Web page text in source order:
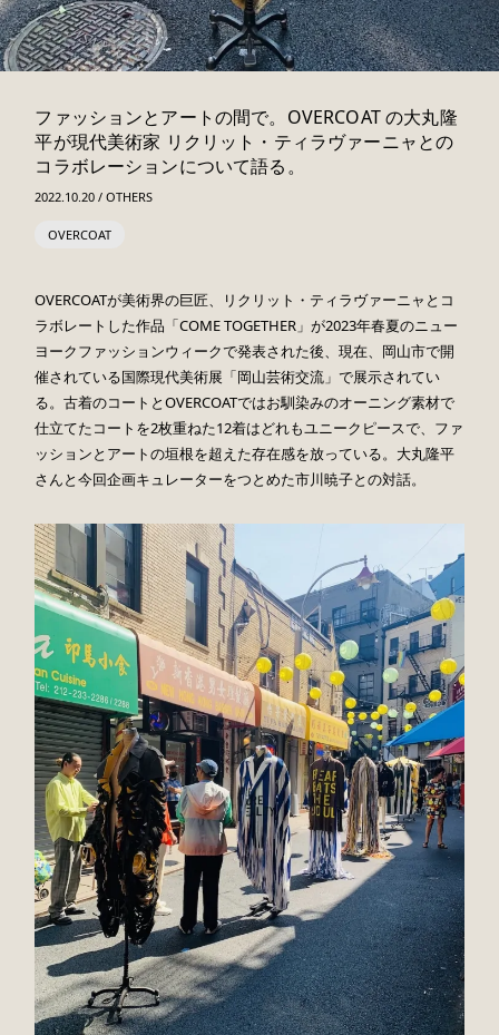
ファッションとアートの間で。OVERCOAT の大丸隆
平が現代美術家 リクリット・ティラヴァーニャとの
コラボレーションについて語る。
2022.10.20 / OTHERS
OVERCOAT
OVERCOATが美術界の巨匠、リクリット・ティラヴァーニャとコ
ラボレートした作品「COME TOGETHER」が2023年春夏のニュー
ヨークファッションウィークで発表された後、現在、岡山市で開
催されている国際現代美術展「岡山芸術交流」で展示されてい
る。古着のコートとOVERCOATではお馴染みのオーニング素材で
仕立てたコートを2枚重ねた12着はどれもユニークピースで、ファ
ッションとアートの垣根を超えた存在感を放っている。大丸隆平
さんと今回企画キュレーターをつとめた市川暁子との対話。